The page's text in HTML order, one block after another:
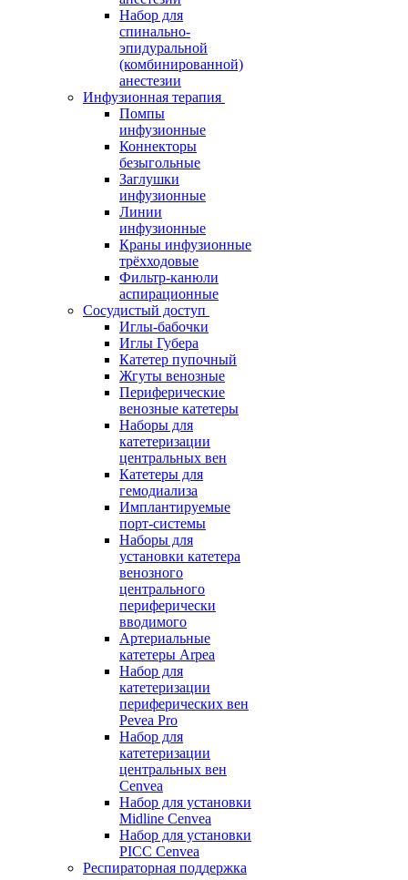
Набор для
спинально-
эпидуральной
(комбинированной)
анестезии
Инфузионная терапия
Помпы
инфузионные
Коннекторы
безыгольные
Заглушки
инфузионные
Линии
инфузионные
Краны инфузионные
трёхходовые
Фильтр-канюли
аспирационные
Сосудистый доступ
Иглы-бабочки
Иглы Губера
Катетер пупочный
Жгуты венозные
Периферические
венозные катетеры
Наборы для
катетеризации
центральных вен
Катетеры для
гемодиализа
Имплантируемые
порт‑системы
Наборы для
установки катетера
венозного
центрального
периферически
вводимого
Артериальные
катетеры Arpea
Набор для
катетеризации
периферических вен
Pevea Pro
Набор для
катетеризации
центральных вен
Cenvea
Набор для установки
Midline Cenvea
Набор для установки
PICC Cenvea
Респираторная поддержка